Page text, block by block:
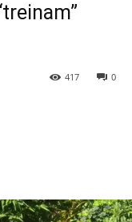
0
417